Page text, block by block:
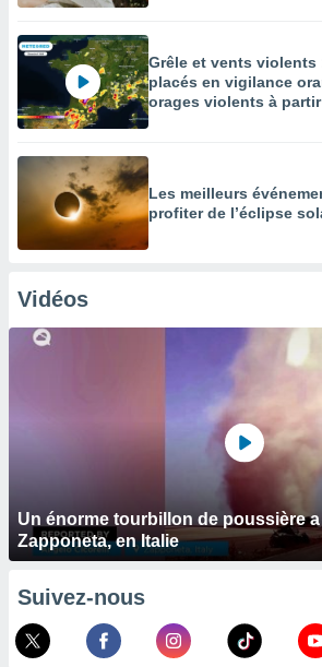
Grêle et vents violents
placés en vigilance
orages violents à
Les meilleurs
profiter de l’éclipse
Vidéos
Un énorme tourbillon de poussière
Zapponeta, en Italie
Suivez-nous